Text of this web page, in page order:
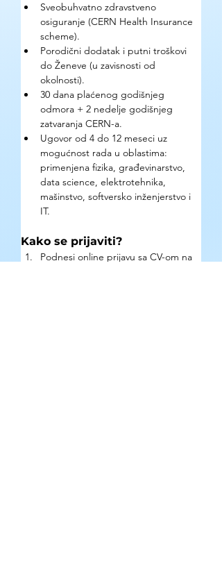
Sveobuhvatno zdravstveno
osiguranje (CERN Health Insurance
scheme).
Porodični dodatak i putni troškovi
do Ženeve (u zavisnosti od
okolnosti).
30 dana plaćenog godišnjeg
odmora + 2 nedelje godišnjeg
zatvaranja CERN-a.
Ugovor od 4 do 12 meseci uz
mogućnost rada u oblastima:
primenjena fizika, građevinarstvo,
data science, elektrotehnika,
mašinstvo, softversko inženjerstvo i
IT.
Kako se prijaviti?
Podnesi online prijavu sa CV-om na